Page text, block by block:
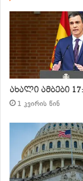
ახალი ამბები
1 კვირის წინ